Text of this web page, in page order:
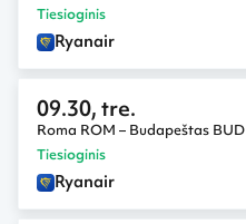
Tiesioginis
Ryanair
09.30, tre.
Roma ROM – Budapeštas BUD
Tiesioginis
Ryanair